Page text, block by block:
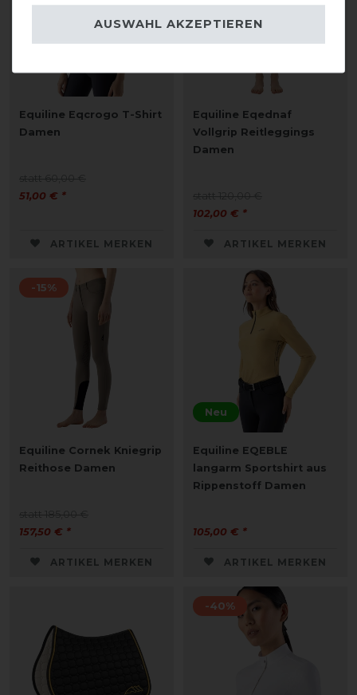
Equiline Eqcrogo T-Shirt
Damen
51,00 € *
ARTIKEL MERKEN
Equiline Eqednaf
Vollgrip Reitleggings
Damen
102,00 € *
ARTIKEL MERKEN
-15%
Equiline Cornek Kniegrip
Reithose Damen
157,50 € *
ARTIKEL MERKEN
Neu
Equiline EQEBLE
langarm Sportshirt aus
Rippenstoff Damen
105,00 € *
ARTIKEL MERKEN
-40%
AUSWAHL AKZEPTIEREN